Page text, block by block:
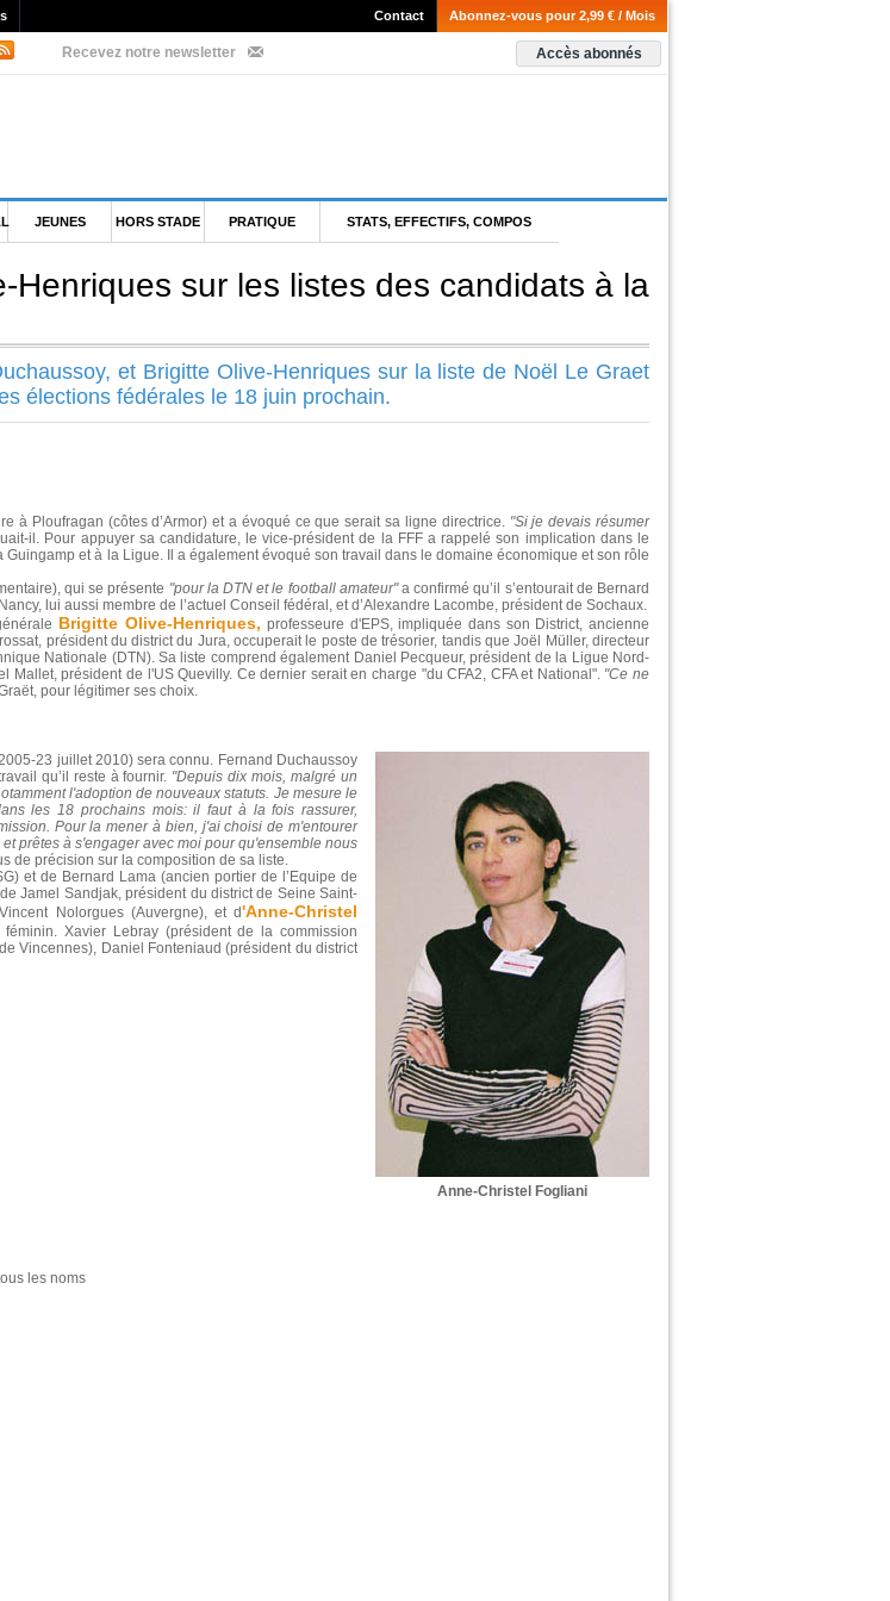
Abonnez-vous pour 2,99 € / Mois
Contact
Recevez notre newsletter Accès abonnés
JEUNES HORS STADE PRATIQUE STATS, EFFECTIFS, COMPOS
Henriques sur les listes des candidats à la
et Brigitte Olive-Henriques sur la liste de Noël Le Graet
élections fédérales le 18 juin prochain.
à Ploufragan (côtes d’Armor) et a évoqué ce que serait sa ligne directrice. "Si je devais résumer
il. Pour appuyer sa candidature, le vice-président de la FFF a rappelé son implication dans le
et à la Ligue. Il a également évoqué son travail dans le domaine économique et son rôle
qui se présente "pour la DTN et le football amateur"a confirmé qu’il s’entourait de Bernard
lui aussi membre de l’actuel Conseil fédéral, et d’Alexandre Lacombe, président de Sochaux.
Brigitte Olive-Henriques,professeure d'EPS, impliquée dans son District, ancienne
président du district du Jura, occuperait le poste de trésorier, tandis que Joël Müller, directeur
Nationale (DTN). Sa liste comprend également Daniel Pecqueur, président de la Ligue Nord-
président de l'US Quevilly. Ce dernier serait en charge "du CFA2, CFA et National". "Ce ne
pour légitimer ses choix.
Anne-Christel Fogliani
23 juillet 2010) sera connu. Fernand Duchaussoy
qu’il reste à fournir. "Depuis dix mois, malgré un
l'adoption de nouveaux statuts. Je mesure le
les 18 prochains mois: il faut à la fois rassurer,
Pour la mener à bien, j'ai choisi de m'entourer
prêtes à s'engager avec moi pour qu'ensemble nous
de précision sur la composition de sa liste.
et de Bernard Lama (ancien portier de l’Equipe de
Jamel Sandjak, président du district de Seine Saint-
Nolorgues (Auvergne), et d'Anne-Christel
Xavier Lebray (président de la commission
Vincennes), Daniel Fonteniaud (président du district
les noms